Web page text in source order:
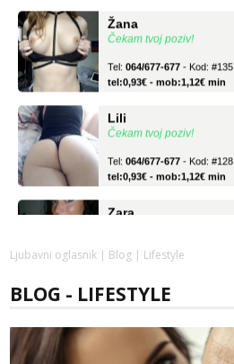
Tel:064/677-677- Kod: #135
Lili
Tel:064/677-677- Kod: #128
Zara
Čekam tvoj poziv!
tel:0,93€ - mob:1,12€ min
Ljubavni oglasnik | Blog | Lifestyle
BLOG - LIFESTYLE